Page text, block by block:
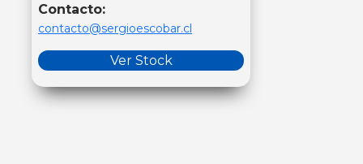
Contacto:
contacto@sergioescobar.cl
Ver Stock